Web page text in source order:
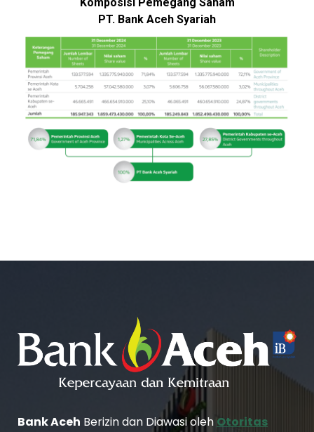
PT. Bank Aceh Syariah
Bank Aceh Berizin dan Diawasi oleh Otoritas